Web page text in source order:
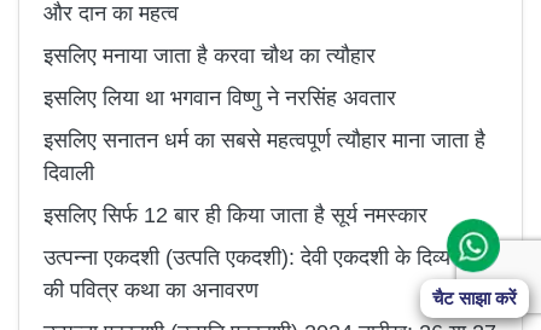
और दान का महत्व
इसलिए मनाया जाता है करवा चौथ का त्यौहार
इसलिए लिया था भगवान विष्णु ने नरसिंह अवतार
इसलिए सनातन धर्म का सबसे महत्वपूर्ण त्यौहार माना जाता है
दिवाली
इसलिए सिर्फ 12 बार ही किया जाता है सूर्य नमस्कार
उत्पन्ना एकदशी (उत्पति एकदशी): देवी एकदशी के दिव्य जन्म
की पवित्र कथा का अनावरण
चैट साझा करें